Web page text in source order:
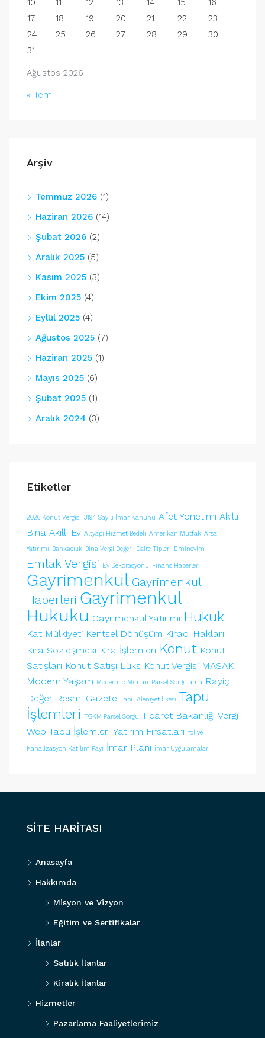
Ağustos 2026
10 11 12 13 14 15
16
17
18 19 20 21 22
23
24
25 26 27 28 29
30
31
« Tem
Arşiv
Temmuz 2026 (1)
Haziran 2026 (14)
Şubat 2026 (2)
Aralık 2025 (5)
Kasım 2025 (3)
Ekim 2025 (4)
Eylül 2025 (4)
Ağustos 2025 (7)
Haziran 2025 (1)
Mayıs 2025 (6)
Şubat 2025 (1)
Aralık 2024 (3)
Etiketler
2026 Konut Vergisi 3194 Sayılı İmar Kanunu Afet Yönetimi Akıllı
Bina Akıllı Ev Altyapı Hizmet Bedeli Amerikan Mutfak Arsa
Yatırımı Bankacılık Bina Vergi Değeri Daire Tipleri Eminevim
Emlak Vergisi Ev Dekorasyonu Finans Haberleri
Gayrimenkul Gayrimenkul
Haberleri Gayrimenkul
Hukuku Gayrimenkul Yatırımı Hukuk
Kat Mülkiyeti Kentsel Dönüşüm Kiracı Hakları
Kira Sözleşmesi Kira İşlemleri Konut Konut
Satışları Konut Satışı Lüks Konut Vergisi MASAK
Modern Yaşam Modern İç Mimari Parsel Sorgulama Rayiç
Değer Resmi Gazete Tapu Aleniyet İlkesi Tapu
İşlemleri TGKM Parsel Sorgu Ticaret Bakanlığı Vergi
Web Tapu İşlemleri Yatırım Fırsatları Yol ve
Kanalizasyon Katılım Payı İmar Planı İmar Uygulamaları
SİTE HARİTASI
Anasayfa
Hakkımda
Misyon ve Vizyon
Eğitim ve Sertifikalar
İlanlar
Satılık İlanlar
Kiralık İlanlar
Hizmetler
Pazarlama Faaliyetlerimiz